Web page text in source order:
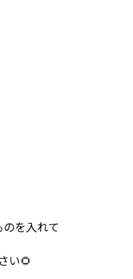
を入れて
い🌻